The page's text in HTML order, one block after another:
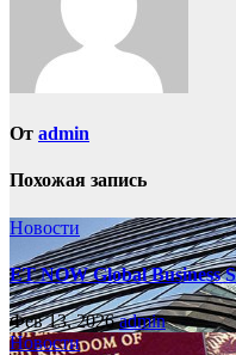
От admin
Похожая запись
Новости
ET NOW Global Business
Фев 13, 2026admin
Новости